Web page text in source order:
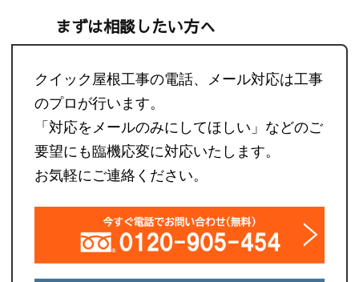
まずは相談したい方へ
クイック屋根工事の電話、メール対応は工事
のプロが行います。
「対応をメールのみにしてほしい」などのご
要望にも臨機応変に対応いたします。
お気軽にご連絡ください。